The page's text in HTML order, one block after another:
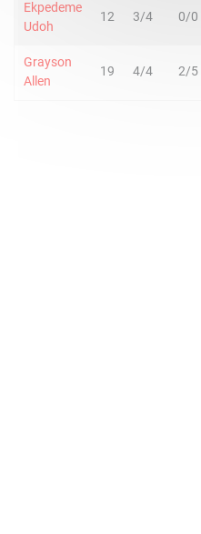
Ekpedeme
Udoh
12 3/4 0/0
Grayson
Allen
19 4/4 2/5